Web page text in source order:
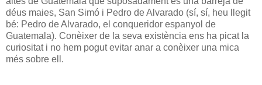
déus maies, San Simó i Pedro de Alvarado (sí, sí, heu llegit
bé: Pedro de Alvarado, el conqueridor espanyol de
Guatemala). Conèixer de la seva existència ens ha picat la
curiositat i no hem pogut evitar anar a conèixer una mica
més sobre ell.